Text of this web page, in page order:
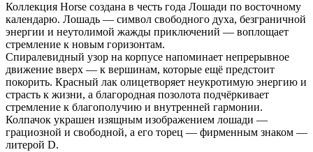
Коллекция Horse создана в честь года Лошади по восточному
календарю. Лошадь — символ свободного духа, безграничной
энергии и неутолимой жажды приключений — воплощает
стремление к новым горизонтам.
Спиралевидный узор на корпусе напоминает непрерывное
движение вверх — к вершинам, которые ещё предстоит
покорить. Красный лак олицетворяет неукротимую энергию и
страсть к жизни, а благородная позолота подчёркивает
стремление к благополучию и внутренней гармонии.
Колпачок украшен изящным изображением лошади —
грациозной и свободной, а его торец — фирменным знаком —
литерой D.